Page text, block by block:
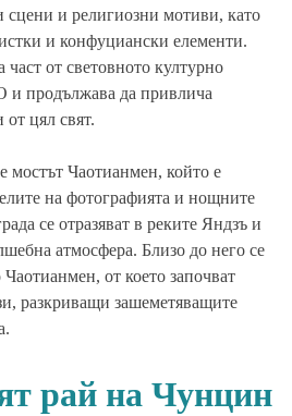
сцени и религиозни мотиви, като
и конфуциански елементи.
част от световното културно
продължава да привлича
цял свят.
мостът Чаотианмен, който е
на фотографията и нощните
се отразяват в реките Яндзъ и
атмосфера. Близо до него се
от което започват
разкриващи зашеметяващите
рай на Чунцин